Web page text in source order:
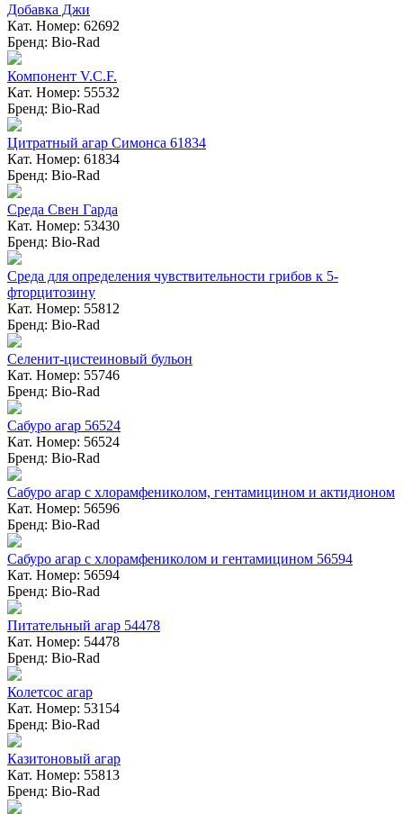
Добавка Джи
Кат. Номер: 62692
Бренд: Bio-Rad
Компонент V.C.F.
Кат. Номер: 55532
Бренд: Bio-Rad
Цитратный агар Симонса 61834
Кат. Номер: 61834
Бренд: Bio-Rad
Среда Свен Гарда
Кат. Номер: 53430
Бренд: Bio-Rad
Среда для определения чувствительности грибов к 5-
фторцитозину
Кат. Номер: 55812
Бренд: Bio-Rad
Селенит-цистеиновый бульон
Кат. Номер: 55746
Бренд: Bio-Rad
Сабуро агар 56524
Кат. Номер: 56524
Бренд: Bio-Rad
Сабуро агар с хлорамфениколом, гентамицином и актидионом
Кат. Номер: 56596
Бренд: Bio-Rad
Сабуро агар с хлорамфениколом и гентамицином 56594
Кат. Номер: 56594
Бренд: Bio-Rad
Питательный агар 54478
Кат. Номер: 54478
Бренд: Bio-Rad
Колетсос агар
Кат. Номер: 53154
Бренд: Bio-Rad
Казитоновый агар
Кат. Номер: 55813
Бренд: Bio-Rad